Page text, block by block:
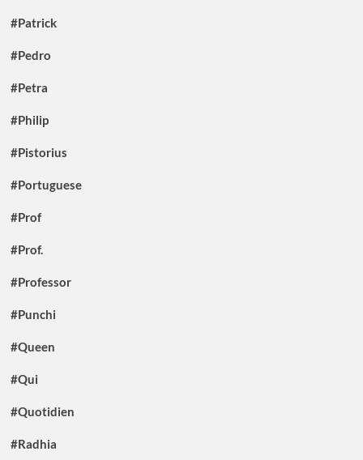
#Patrick
#Pedro
#Petra
#Philip
#Pistorius
#Portuguese
#Prof
#Prof.
#Professor
#Punchi
#Queen
#Qui
#Quotidien
#Radhia